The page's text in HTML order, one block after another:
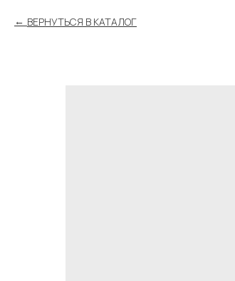
ВЕРНУТЬСЯ В КАТАЛОГ